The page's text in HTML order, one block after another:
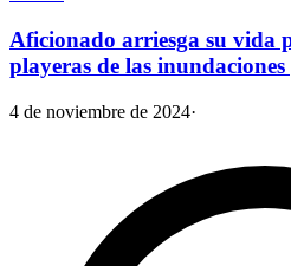
Aficionado arriesga su vida
playeras de las
4 de noviembre de 2024·